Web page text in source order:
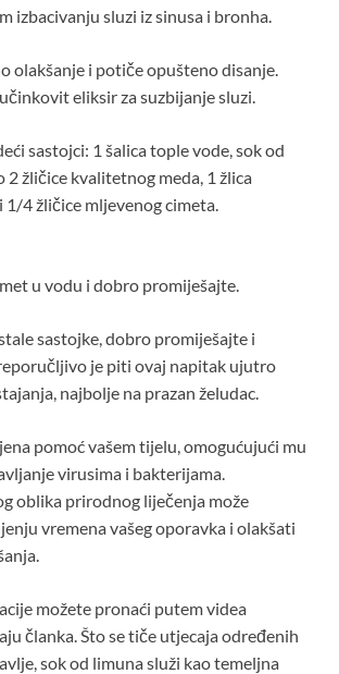
izbacivanju sluzi iz sinusa i bronha.
olakšanje i potiče opušteno disanje.
eliksir za suzbijanje sluzi.
sastojci: 1 šalica tople vode, sok od
2 žličice kvalitetnog meda, 1 žlica
1/4 žličice mljevenog cimeta.
u vodu i dobro promiješajte.
sastojke, dobro promiješajte i
je piti ovaj napitak ujutro
najbolje na prazan želudac.
pomoć vašem tijelu, omogućujući mu
virusima i bakterijama.
oblika prirodnog liječenja može
vremena vašeg oporavka i olakšati
možete pronaći putem videa
članka. Što se tiče utjecaja određenih
sok od limuna služi kao temeljna